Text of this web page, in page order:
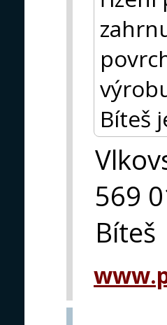
Bíteš
569
Bíteš